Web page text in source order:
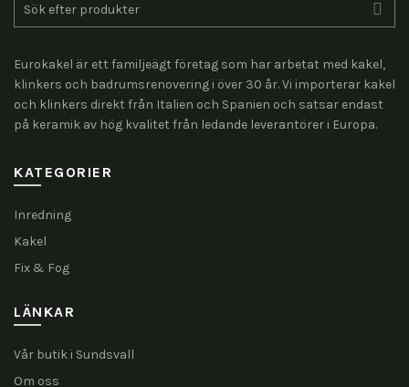
Eurokakel är ett familjeägt företag som har arbetat med kakel,
klinkers och badrumsrenovering i över 30 år. Vi importerar kakel
och klinkers direkt från Italien och Spanien och satsar endast
på keramik av hög kvalitet från ledande leverantörer i Europa.
KATEGORIER
Inredning
Kakel
Fix & Fog
LÄNKAR
Vår butik i Sundsvall
Om oss